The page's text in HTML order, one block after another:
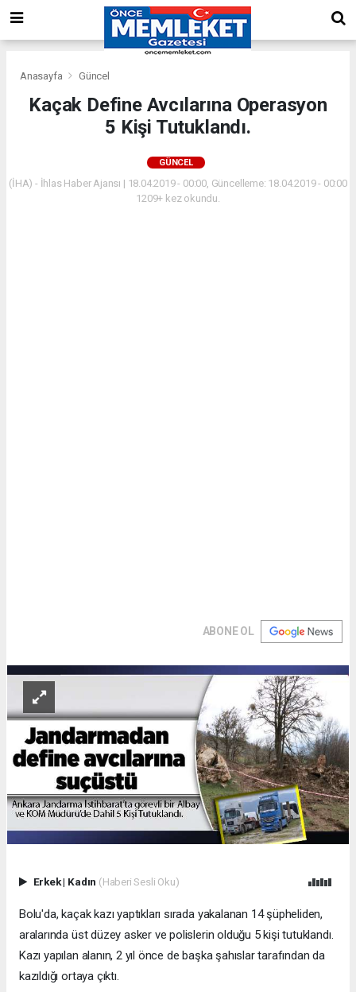
Anasayfa Güncel
Kaçak Define Avcılarına Operasyon
5 Kişi Tutuklandı.
GÜNCEL
(İHA) - İhlas Haber Ajansı | 18.04.2019 - 00:00, Güncelleme: 18.04.2019 - 00:00
1209+ kez okundu.
ABONE OL
Erkek| Kadın (Haberi Sesli Oku)
Bolu'da, kaçak kazı yaptıkları sırada yakalanan 14 şüpheliden,
aralarında üst düzey asker ve polislerin olduğu 5 kişi tutuklandı.
Kazı yapılan alanın, 2 yıl önce de başka şahıslar tarafından da
kazıldığı ortaya çıktı.